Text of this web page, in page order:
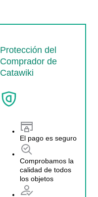
Protección del
Comprador de
Catawiki
El pago es seguro
Comprobamos la
calidad de todos
los objetos